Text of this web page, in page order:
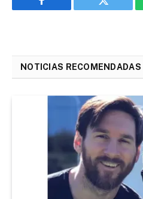
Facebook Twitter
NOTICIAS RECOMENDADAS